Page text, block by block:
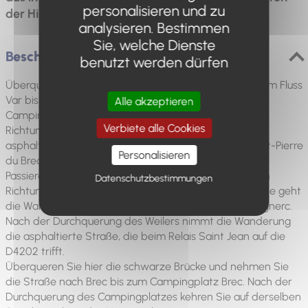
der Hirsche hören können.
Beschreibung
Überqueren Sie die Porte de France und folgen Sie dem Fluss
Var bis zum Campingplatz Brec. Überqueren Sie den
Campingplatz nicht, sondern nehmen Sie die Straße
Richtung Saraillon. Nach einigen Metern mündet die
asphaltierte Straße in einen Weg, der zum Weiler Saint-Pierre
du Brec führt.
Passieren Sie die Kapelle und gehen Sie dann weiter in
Richtung des Forsthauses Bas-Sumaure. Nach der Hütte geht
die Wanderung weiter in Richtung des Weilers Haut Agnerc.
Nach der Durchquerung des Weilers nimmt die Wanderung
die asphaltierte Straße, die beim Relais Saint Jean auf die
D4202 trifft.
Überqueren Sie hier die schwarze Brücke und nehmen Sie
die Straße nach Brec bis zum Campingplatz Brec. Nach der
Durchquerung des Campingplatzes kehren Sie auf derselben
personalisieren und zu
analysieren. Bestimmen
Sie, welche Dienste
benutzt werden dürfen
Alle akzeptieren
Verbiete alle Cookies
Personalisieren
Datenschutzbestimmungen